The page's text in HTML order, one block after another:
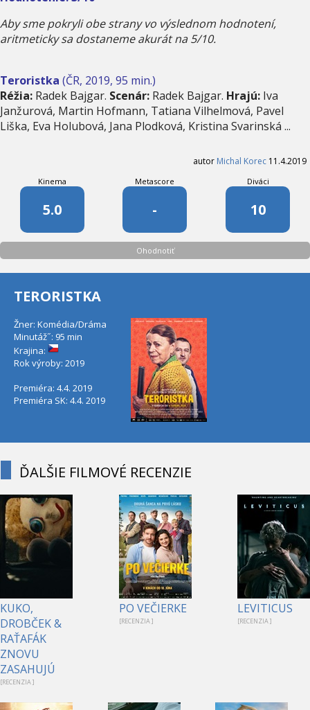
Aby sme pokryli obe strany vo výslednom hodnotení,
aritmeticky sa dostaneme akurát na 5/10.
Teroristka (ČR, 2019, 95 min.)
Réžia: Radek Bajgar. Scenár: Radek Bajgar. Hrajú: Iva
Janžurová, Martin Hofmann, Tatiana Vilhelmová, Pavel
Liška, Eva Holubová, Jana Plodková, Kristina Svarinská ...
autor Michal Korec 11.4.2019
Kinema
5.0
Metascore
-
Diváci
10
Ohodnotiť
TERORISTKA
Žner: Komédia/Dráma
Minutáž˝: 95 min
Krajina:
Rok výroby: 2019
Premiéra: 4.4. 2019
Premiéra SK: 4.4. 2019
ĎALŠIE FILMOVÉ RECENZIE
KUKO,
DROBČEK &
RAŤAFÁK
ZNOVU
ZASAHUJÚ
[RECENZIA ]
PO VEČIERKE
[RECENZIA ]
LEVITICUS
[RECENZIA ]